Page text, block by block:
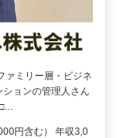
ァミリー層・ビジネ
ョンの管理人さん
円含む） 年収3,0